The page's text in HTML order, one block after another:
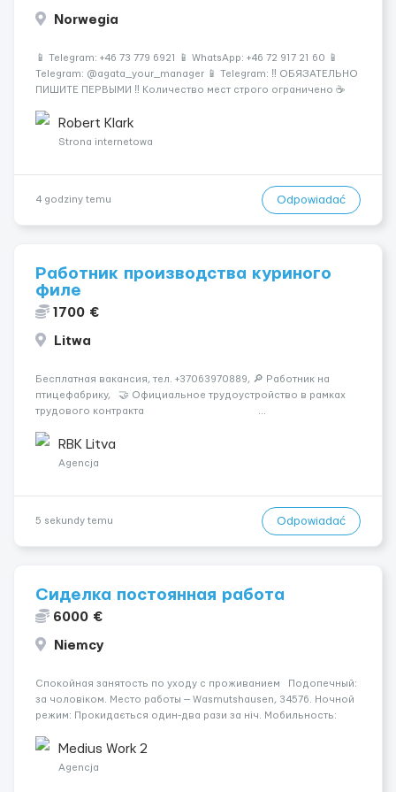
Norwegia
📱 Telegram: +46 73 779 6921 📱 WhatsApp: +46 72 917 21 60 📱
Telegram: @agata_your_manager 📱 Telegram: ‼️ ОБЯЗАТЕЛЬНО
ПИШИТЕ ПЕРВЫМИ ‼️ Количество мест строго ограничено ☕️
зарплаты Работа на кофе-заводе — стабильность и досто...
Robert Klark
Strona internetowa
4 godziny temu Odpowiadać
Работник производства куриного
филе
1700 €
Litwa
Бесплатная вакансия, тел. +37063970889, 🔎 Работник на
птицефабрику, 🤝 Официальное трудоустройство в рамках
трудового контракта ...
RBK Litva
Agencja
5 sekundy temu Odpowiadać
Сиделка постоянная работа
6000 €
Niemcy
Спокойная занятость по уходу с проживанием Подопечный:
за чоловіком. Место работы — Wasmutshausen, 34576. Ночной
режим: Прокидається один-два рази за ніч. Мобильность:
Психологическое состояние: В ясному розумі. &nbs...
Medius Work 2
Agencja